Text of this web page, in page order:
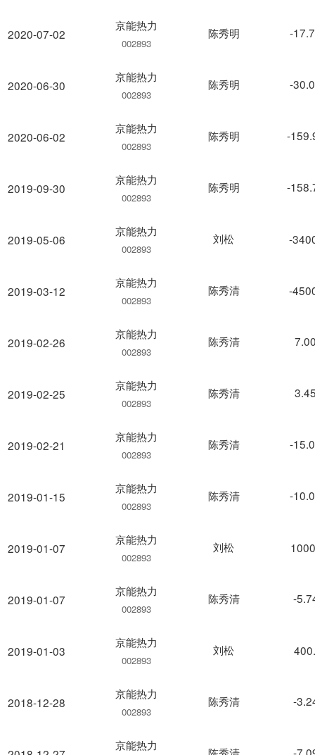
2020-07-02
2020-06-30
2020-06-02
2019-09-30
2019-05-06
2019-03-12
2019-02-26
2019-02-25
2019-02-21
2019-01-15
2019-01-07
2019-01-07
2019-01-03
2018-12-28
京能热力
002893
陈秀明 -
京能热力
002893
陈秀明 -
京能热力
002893
陈秀明 -
京能热力
002893
陈秀明 -
京能热力
002893
刘松 -
京能热力
002893
陈秀清 -
京能热力
002893
陈秀清
京能热力
002893
陈秀清
京能热力
002893
陈秀清 -
京能热力
002893
陈秀清 -
京能热力
002893
刘松
京能热力
002893
陈秀清 -
京能热力
002893
刘松
京能热力
002893
陈秀清 -
京能热力